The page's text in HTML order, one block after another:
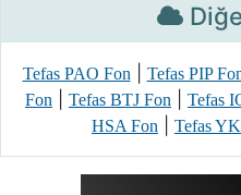
Tefas PAO Fon| Tefas PIP
Fon
Tefas BTJ Fon Tefas
HSA Fon
Tefas